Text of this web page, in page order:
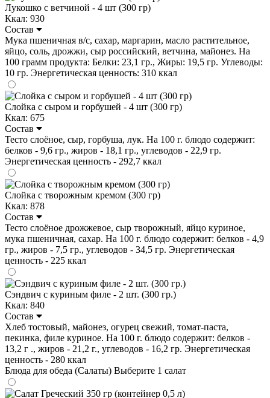
Лукошко с ветчиной - 4 шт (300 гр)
Ккал: 930
Состав
Мука пшеничная в/с, сахар, маргарин, масло растительное,
яйцо, соль, дрожжи, сыр российский, ветчина, майонез. На
100 грамм продукта: Белки: 23,1 гр., Жиры: 19,5 гр. Углеводы:
10 гр. Энергетическая ценность: 310 ккал
Слойка с сыром и горбушей - 4 шт (300 гр)
Ккал: 675
Состав
Тесто слоёное, сыр, горбуша, лук. На 100 г. блюдо содержит:
белков - 9,6 гр., жиров - 18,1 гр., углеводов - 22,9 гр.
Энергетическая ценность - 292,7 ккал
Слойка с творожным кремом (300 гр)
Ккал: 878
Состав
Тесто слоёное дрожжевое, сыр творожный, яйцо куриное,
мука пшеничная, сахар. На 100 г. блюдо содержит: белков - 4,9
гр., жиров - 7,5 гр., углеводов - 34,5 гр. Энергетическая
ценность - 225 ккал
Сэндвич с куриным филе - 2 шт. (300 гр.)
Ккал: 840
Состав
Хлеб тостовый, майонез, огурец свежий, томат-паста,
пекинка, филе куриное. На 100 г. блюдо содержит: белков -
13,2 г ., жиров - 21,2 г., углеводов - 16,2 гр. Энергетическая
ценность - 280 ккал
Блюда для обеда (Салаты) Выберите 1 салат